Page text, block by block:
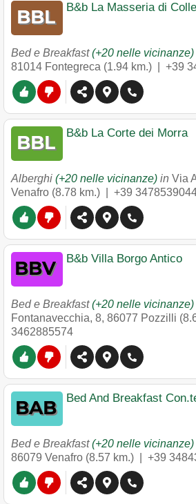
B&b La Masseria di
Bed e Breakfast(+20 nelle vicinanze)
81014 Fontegreca (1.94 km.) | +39
B&b La Corte dei Morra
Alberghi (+20 nelle vicinanze) in Via
Venafro (8.78 km.) | +39
B&b Villa Borgo Antico
Bed e Breakfast(+20 nelle vicinanze)
Fontanavecchia, 8, 86077 Pozzilli
3462885574
Bed And Breakfast
Bed e Breakfast(+20 nelle vicinanze)
86079 Venafro (8.57 km.) | +39